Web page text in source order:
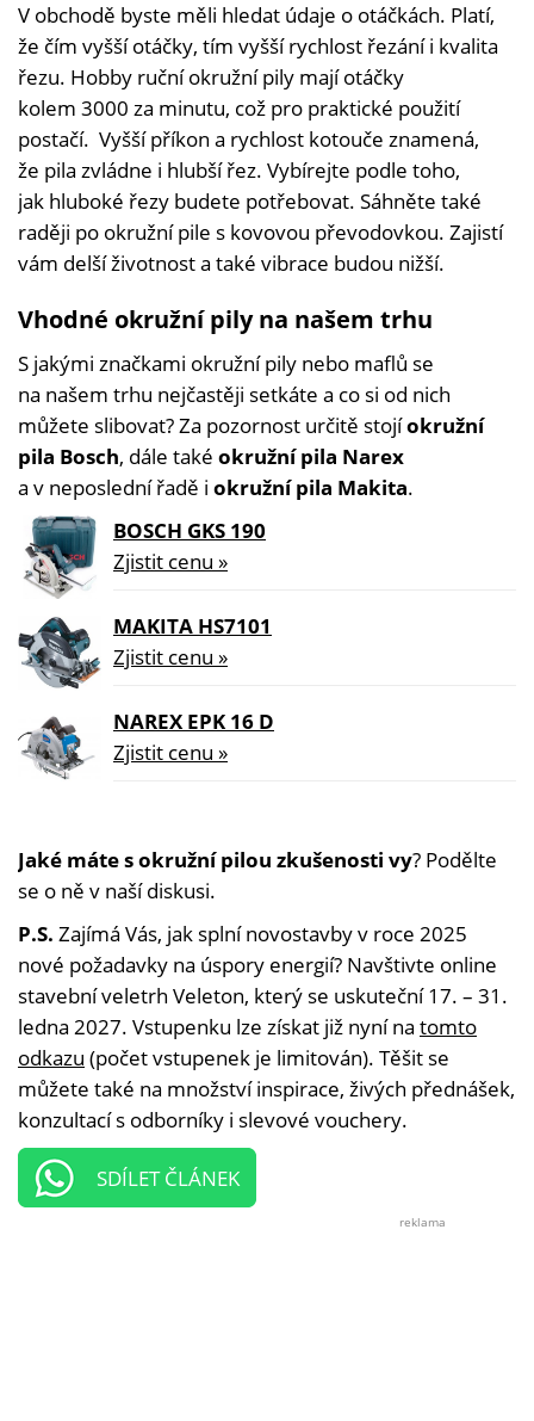
V obchodě byste měli hledat údaje o otáčkách. Platí,
že čím vyšší otáčky, tím vyšší rychlost řezání i kvalita
řezu. Hobby ruční okružní pily mají otáčky
kolem 3000 za minutu, což pro praktické použití
postačí. Vyšší příkon a rychlost kotouče znamená,
že pila zvládne i hlubší řez. Vybírejte podle toho,
jak hluboké řezy budete potřebovat. Sáhněte také
raději po okružní pile s kovovou převodovkou. Zajistí
vám delší životnost a také vibrace budou nižší.
Vhodné okružní pily na našem trhu
S jakými značkami okružní pily nebo maflů se
na našem trhu nejčastěji setkáte a co si od nich
můžete slibovat? Za pozornost určitě stojíokružní
pila Bosch, dále také okružní pila Narex
a v neposlední řadě i okružní pila Makita.
BOSCH GKS 190
Zjistit cenu »
MAKITA HS7101
Zjistit cenu »
NAREX EPK 16 D
Zjistit cenu »
Jaké máte s okružní pilou zkušenosti vy? Podělte
se o ně v naší diskusi.
P.S. Zajímá Vás, jak splní novostavby v roce 2025
nové požadavky na úspory energií? Navštivte online
stavební veletrh Veleton, který se uskuteční 17. – 31.
ledna 2027. Vstupenku lze získat již nyní na tomto
odkazu (počet vstupenek je limitován). Těšit se
můžete také na množství inspirace, živých přednášek,
konzultací s odborníky i slevové vouchery.
SDÍLET ČLÁNEK
reklama